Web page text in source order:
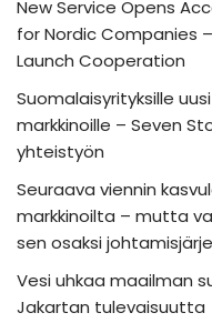
New Service Opens
for Nordic Companies
Launch Cooperation
Suomalaisyrityksille
markkinoille – Seven
yhteistyön
Seuraava viennin
markkinoilta – mutta
sen osaksi
Vesi uhkaa maailman
Jakartan tulevaisuutta